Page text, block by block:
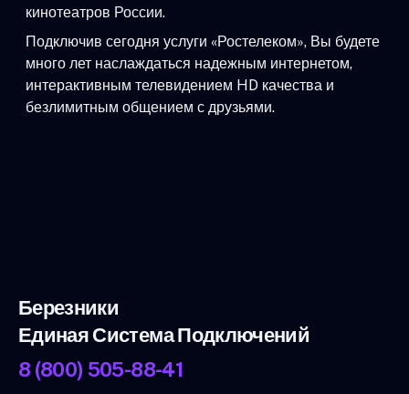
кинотеатров России.
Подключив сегодня услуги «Ростелеком», Вы будете
много лет наслаждаться надежным интернетом,
интерактивным телевидением HD качества и
безлимитным общением с друзьями.
Березники
Единая Система Подключений
8 (800) 505-88-41